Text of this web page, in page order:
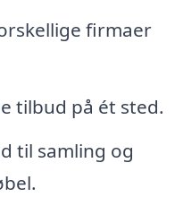
firmaer
tilbud på ét sted.
til samling og